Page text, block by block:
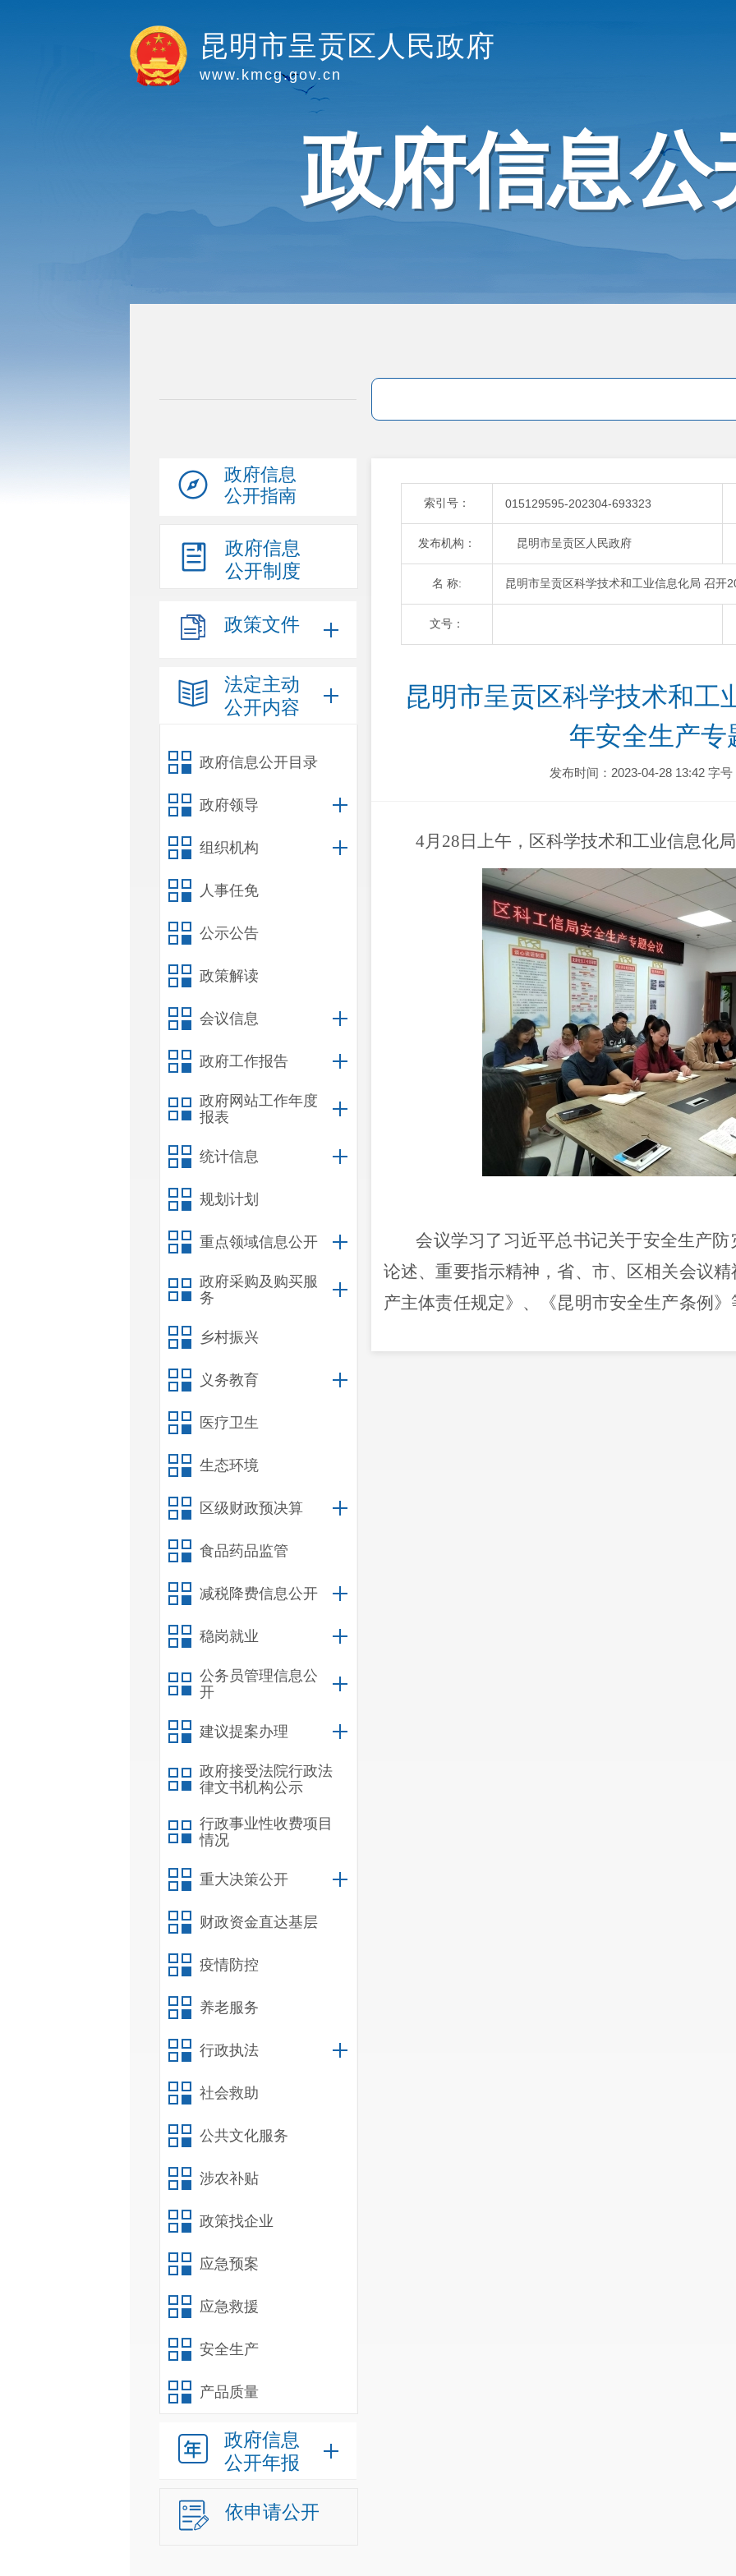
昆明市呈贡区人民政府
www.kmcg.gov.cn
政府信息公
政府信息
公开指南
政府信息
公开制度
政策文件
法定主动
公开内容
政府信息公开目录
政府领导
组织机构
人事任免
公示公告
政策解读
会议信息
政府工作报告
政府网站工作年度
报表
统计信息
规划计划
重点领域信息公开
政府采购及购买服
务
乡村振兴
义务教育
医疗卫生
生态环境
区级财政预决算
食品药品监管
减税降费信息公开
稳岗就业
公务员管理信息公
开
建议提案办理
政府接受法院行政法
律文书机构公示
行政事业性收费项目
情况
重大决策公开
财政资金直达基层
疫情防控
养老服务
行政执法
社会救助
公共文化服务
涉农补贴
政策找企业
应急预案
应急救援
安全生产
产品质量
政府信息
公开年报
依申请公开
索引号： 015129595-202304-693323
发布机构： 昆明市呈贡区人民政府
名 称: 昆明市呈贡区科学技术和工业信息化局 召开
文号：
昆明市呈贡区科学技术和工
年安全生产专
发布时间：2023-04-28 13:42 字
4月 28 日 上午，区科学技术和工业信息化局
会议学习了习近平总书记关于安全生产
论述、重要指示精神，省、市、区相关会议
产主体责任规定》、《昆明市安全生产条例